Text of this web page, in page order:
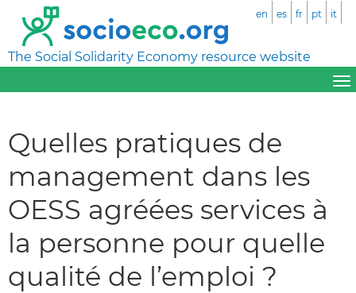
The Social Solidarity Economy resource website
en es fr pt it
Quelles pratiques de
management dans les
OESS agréées services à
la personne pour quelle
qualité de l’emploi ?